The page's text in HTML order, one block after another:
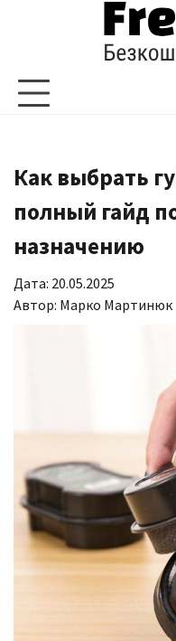
Как выбрать
полный гайд
назначению
Дата: 20.05.2025
Автор: Марко Мартинюк